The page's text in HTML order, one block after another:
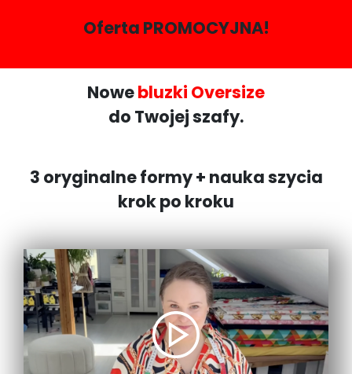
Oferta PROMOCYJNA!
Nowebluzki Oversize
do Twojej szafy.
3 oryginalne formy + nauka szycia
krok po kroku